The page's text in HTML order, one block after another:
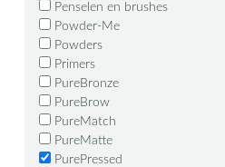
Penselen en brushes
Powder-Me
Powders
Primers
PureBronze
PureBrow
PureMatch
PureMatte
PurePressed